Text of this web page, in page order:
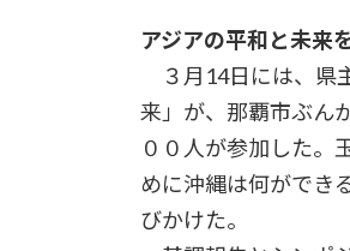
アジアの平和と未来
３月14日には、県
来」が、那覇市ぶん
００人が参加した。
めに沖縄は何ができ
びかけた。